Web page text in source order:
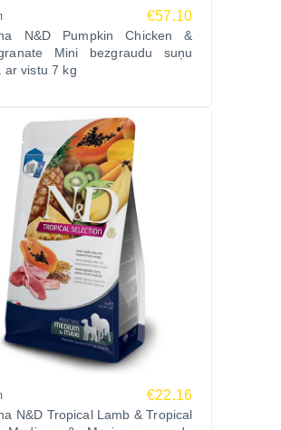
€57.10
N&D Pumpkin Chicken &
Mini bezgraudu suņu
ar vistu 7 kg
€22.16
N&D Tropical Lamb & Tropical